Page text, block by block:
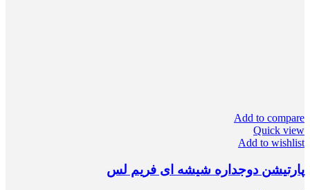
Add to compare
Quick view
Add to wishlist
پارتیشن دوجداره شیشه ای فریم لس